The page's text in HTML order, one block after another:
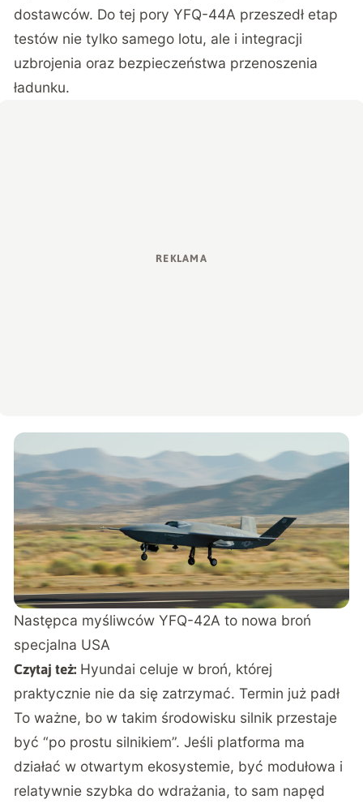
dostawców. Do tej pory YFQ-44A przeszedł etap
testów nie tylko samego lotu, ale i integracji
uzbrojenia oraz bezpieczeństwa przenoszenia
ładunku.
Następca myśliwców YFQ-42A to nowa broń
specjalna USA
Czytaj też: Hyundai celuje w broń, której
praktycznie nie da się zatrzymać. Termin już padł
To ważne, bo w takim środowisku silnik przestaje
być “po prostu silnikiem”. Jeśli platforma ma
działać w otwartym ekosystemie, być modułowa i
relatywnie szybka do wdrażania, to sam napęd